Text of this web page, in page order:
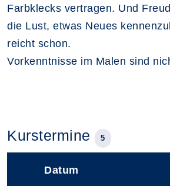
Farbklecks vertragen. Und
die Lust, etwas Neues
reicht schon.
Vorkenntnisse im Malen sind
Kurstermine 5
Datum